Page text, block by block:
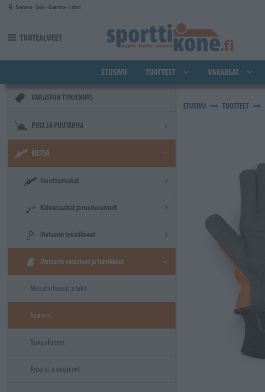
Siirry pääsisältöön
Somero - Salo - Kaarina - Lahti
TUOTEALUEET
ETUSIVU TUOTTEET VARAOSAT
VARASTON TYHJENNYS
PIHA JA PUUTARHA
METSÄ
Moottorisahat
Raivaussahat ja ruohoraivurit
Metsurin työvälineet
Metsurin varusteet ja tarvikkeet
Metsurin housut ja takit
Käsineet
Turvajalkineet
Kypärät ja suojaimet
ETUSIVU TUOTTEET